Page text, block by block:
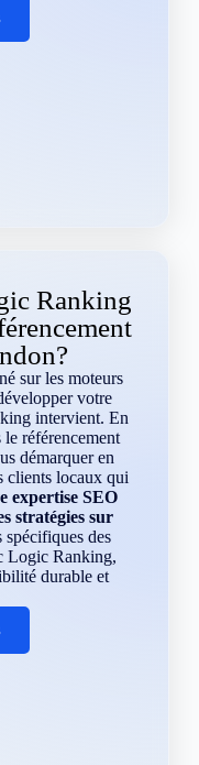
Ranking
sur les moteurs
votre
intervient. En
le référencement
démarquer en
clients locaux qui
expertise SEO
stratégies sur
spécifiques des
Logic Ranking,
durable et